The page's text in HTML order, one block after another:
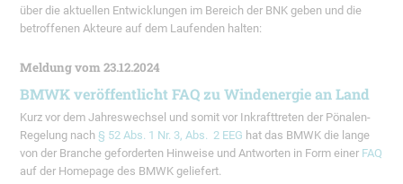
über die aktuellen Entwicklungen im Bereich der BNK geben und die
betroffenen Akteure auf dem Laufenden halten:
Meldung vom 23.12.2024
BMWK veröffentlicht FAQ zu Windenergie an Land
Kurz vor dem Jahreswechsel und somit vor Inkrafttreten der Pönalen-
Regelung nach§ 52 Abs. 1 Nr. 3, Abs. 2 EEG hat das BMWK die lange
von der Branche geforderten Hinweise und Antworten in Form einer FAQ
auf der Homepage des BMWK geliefert.